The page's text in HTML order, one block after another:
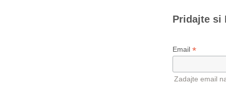
Pridajte si
Email *
Zadajte email